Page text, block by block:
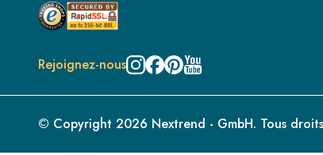
Rejoignez-nous
© Copyright 2026 Nextrend - GmbH. Tous